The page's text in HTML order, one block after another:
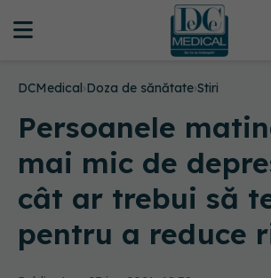
DCMedical›Doza de sănătate›Stiri
Persoanele
mai mic de
cât ar trebui să
pentru a reduce